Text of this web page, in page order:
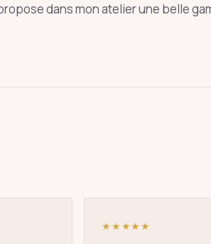
dans mon atelier une belle
★★★★★